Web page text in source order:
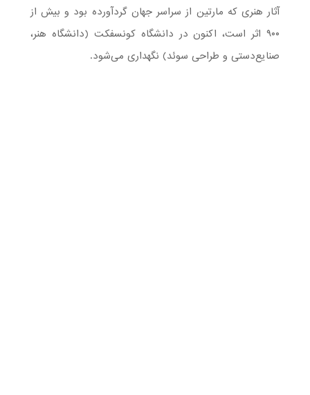
آثار هنری که مارتین از سراسر جهان گردآورده بود و بیش از
۹۰۰ اثر است، اکنون در دانشگاه کونسفکت (دانشگاه هنر،
صنایع‌دستی و طراحی سوئد) نگهداری می‌شود.